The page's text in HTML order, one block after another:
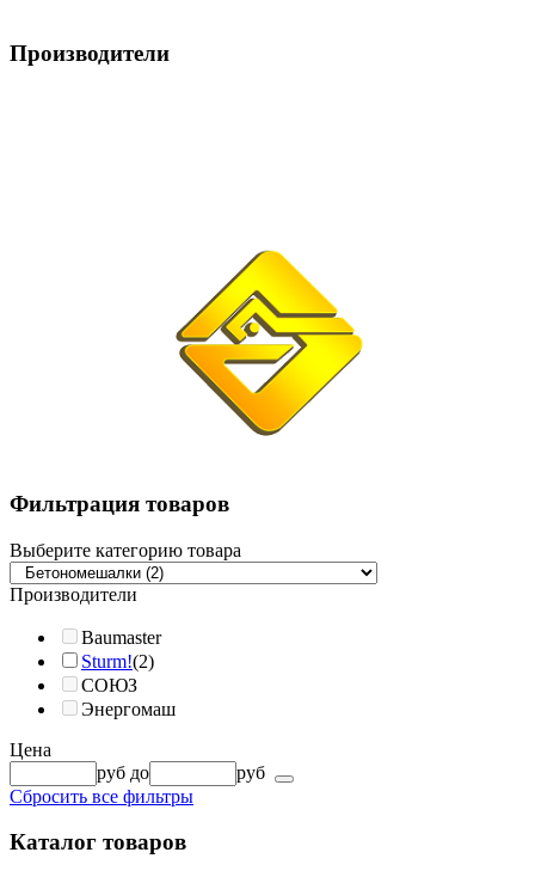
Производители
Фильтрация товаров
Выберите категорию товара
Производители
Baumaster
Sturm!(2)
СОЮЗ
Энергомаш
Цена
руб до
руб
Сбросить все фильтры
Каталог товаров